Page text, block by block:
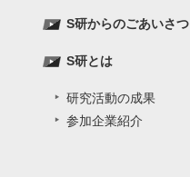
S研からのごあいさつ
S研とは
研究活動の成果
参加企業紹介